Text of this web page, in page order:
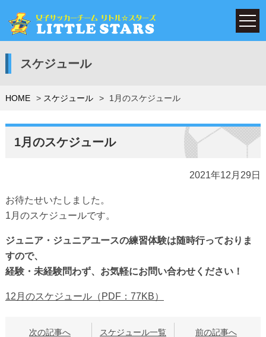
スケジュール
HOME スケジュール 1月のスケジュール
1月のスケジュール
2021年12月29日
お待たせいたしました。
1月のスケジュールです。
ジュニア・ジュニアユースの練習体験は随時行っておりま
すので、
経験・未経験問わず、お気軽にお問い合わせください！
12月のスケジュール（PDF：77KB）
次の記事へ
スケジュール一覧
前の記事へ